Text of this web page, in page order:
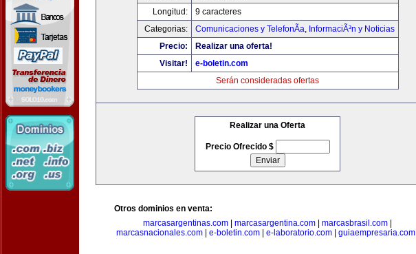
Longitud:
9 caracteres
Categorias:
Comunicaciones y TelefonÃ­a, InformaciÃ³n y Noticias
Precio:
Realizar una oferta!
Visitar!
e-boletin.com
Serán consideradas ofertas
Realizar una Oferta
Precio Ofrecido $
Otros dominios en venta:
marcasargentinas.com
marcasargentina.com marcasbrasil.com
marcasnacionales.com| e-boletin.com| e-laboratorio.com| guiaempresaria.com|